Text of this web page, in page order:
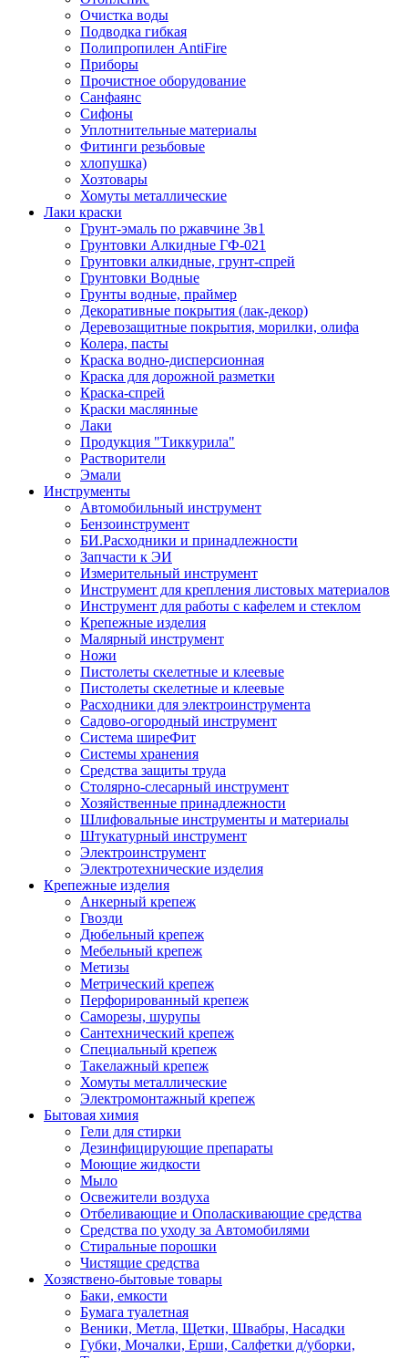
Очистка воды
Подводка гибкая
Полипропилен AntiFire
Приборы
Прочистное оборудование
Санфаянс
Сифоны
Уплотнительные материалы
Фитинги резьбовые
хлопушка)
Хозтовары
Хомуты металлические
Лаки краски
Грунт-эмаль по ржавчине 3в1
Грунтовки Алкидные ГФ-021
Грунтовки алкидные, грунт-спрей
Грунтовки Водные
Грунты водные, праймер
Декоративные покрытия (лак-декор)
Деревозащитные покрытия, морилки, олифа
Колера, пасты
Краска водно-дисперсионная
Краска для дорожной разметки
Краска-спрей
Краски маслянные
Лаки
Продукция "Тиккурила"
Растворители
Эмали
Инструменты
Автомобильный инструмент
Бензоинструмент
БИ.Расходники и принадлежности
Запчасти к ЭИ
Измерительный инструмент
Инструмент для крепления листовых материалов
Инструмент для работы с кафелем и стеклом
Крепежные изделия
Малярный инструмент
Ножи
Пистолеты скелетные и клеевые
Пистолеты скелетные и клеевые
Расходники для электроинструмента
Садово-огородный инструмент
Система ширеФит
Системы хранения
Средства защиты труда
Столярно-слесарный инструмент
Хозяйственные принадлежности
Шлифовальные инструменты и материалы
Штукатурный инструмент
Электроинструмент
Электротехнические изделия
Крепежные изделия
Анкерный крепеж
Гвозди
Дюбельный крепеж
Мебельный крепеж
Метизы
Метрический крепеж
Перфорированный крепеж
Саморезы, шурупы
Сантехнический крепеж
Специальный крепеж
Такелажный крепеж
Хомуты металлические
Электромонтажный крепеж
Бытовая химия
Гели для стирки
Дезинфицирующие препараты
Моющие жидкости
Мыло
Освежители воздуха
Отбеливающие и Ополаскивающие средства
Средства по уходу за Автомобилями
Стиральные порошки
Чистящие средства
Хозяствено-бытовые товары
Баки, емкости
Бумага туалетная
Веники, Метла, Щетки, Швабры, Насадки
Губки, Мочалки, Ерши, Салфетки д/уборки,